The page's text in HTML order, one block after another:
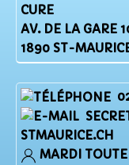
CURE
AV. DE LA GARE
1890 ST-
STMAURICE.CH
MARDI